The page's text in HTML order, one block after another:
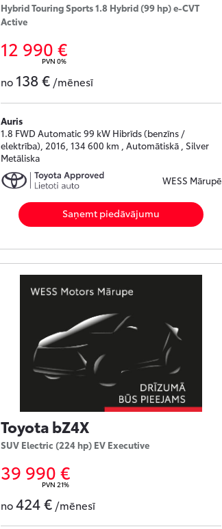
Hybrid Touring Sports 1.8 Hybrid (99 hp) e-CVT
Active
12 990 €
PVN 0%
no 138 €/mēnesī
Auris
1.8 FWD Automatic 99 kW Hibrīds (benzīns /
elektrība), 2016, 134 600 km , Automātiskā , Silver
Metāliska
WESS Mārupē
Saņemt piedāvājumu
Toyota bZ4X
SUV Electric (224 hp) EV Executive
39 990 €
PVN 21%
no424 €/mēnesī